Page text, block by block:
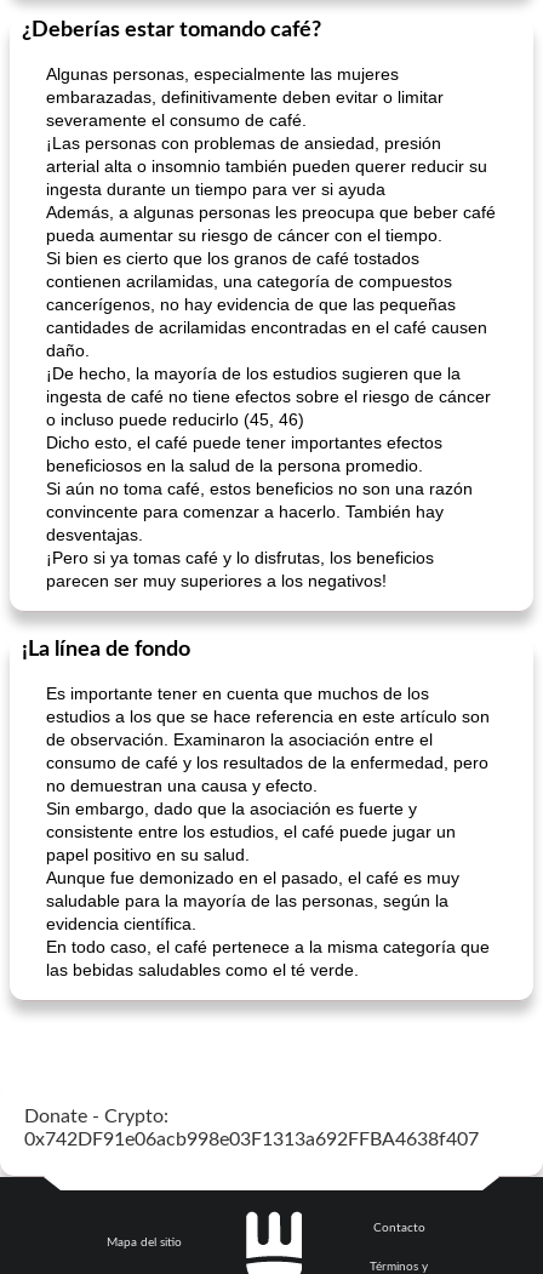
¿Deberías estar tomando café?
Algunas personas, especialmente las mujeres
embarazadas, definitivamente deben evitar o limitar
severamente el consumo de café.
¡Las personas con problemas de ansiedad, presión
arterial alta o insomnio también pueden querer reducir su
ingesta durante un tiempo para ver si ayuda
Además, a algunas personas les preocupa que beber café
pueda aumentar su riesgo de cáncer con el tiempo.
Si bien es cierto que los granos de café tostados
contienen acrilamidas, una categoría de compuestos
cancerígenos, no hay evidencia de que las pequeñas
cantidades de acrilamidas encontradas en el café causen
daño.
¡De hecho, la mayoría de los estudios sugieren que la
ingesta de café no tiene efectos sobre el riesgo de cáncer
o incluso puede reducirlo (45, 46)
Dicho esto, el café puede tener importantes efectos
beneficiosos en la salud de la persona promedio.
Si aún no toma café, estos beneficios no son una razón
convincente para comenzar a hacerlo. También hay
desventajas.
¡Pero si ya tomas café y lo disfrutas, los beneficios
parecen ser muy superiores a los negativos!
¡La línea de fondo
Es importante tener en cuenta que muchos de los
estudios a los que se hace referencia en este artículo son
de observación. Examinaron la asociación entre el
consumo de café y los resultados de la enfermedad, pero
no demuestran una causa y efecto.
Sin embargo, dado que la asociación es fuerte y
consistente entre los estudios, el café puede jugar un
papel positivo en su salud.
Aunque fue demonizado en el pasado, el café es muy
saludable para la mayoría de las personas, según la
evidencia científica.
En todo caso, el café pertenece a la misma categoría que
las bebidas saludables como el té verde.
Donate - Crypto:
0x742DF91e06acb998e03F1313a692FFBA4638f407
Mapa del sitio
Contacto
Términos y